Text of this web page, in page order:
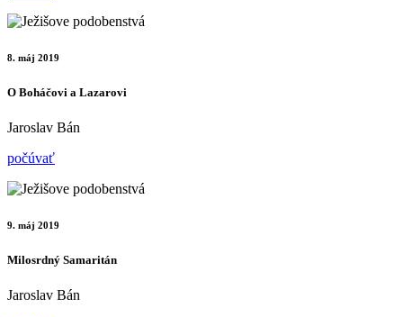
8. máj 2019
O Boháčovi a Lazarovi
Jaroslav Bán
počúvať
9. máj 2019
Milosrdný Samaritán
Jaroslav Bán